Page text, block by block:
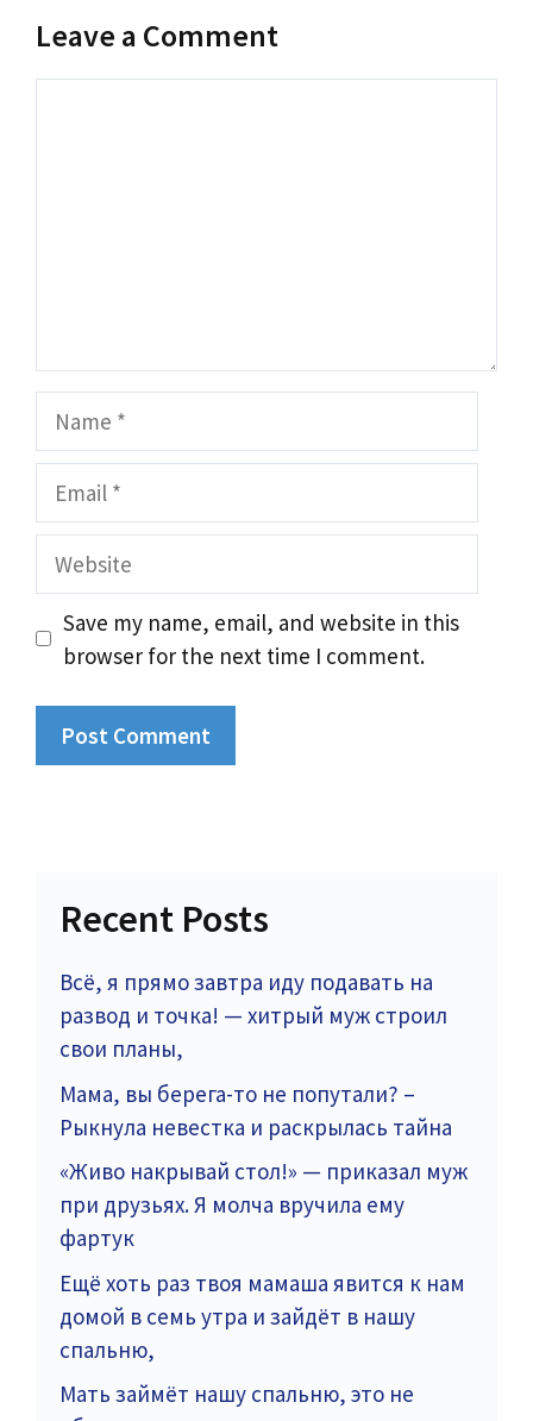
Leave a Comment
Name
Email
Website
Save my name, email, and website in this
browser for the next time I comment.
Recent Posts
Всё, я прямо завтра иду подавать на
развод и точка! — хитрый муж строил
свои планы,
Мама, вы берега-то не попутали? –
Рыкнула невестка и раскрылась тайна
«Живо накрывай стол!» — приказал муж
при друзьях. Я молча вручила ему
фартук
Ещё хоть раз твоя мамаша явится к нам
домой в семь утра и зайдёт в нашу
спальню,
Мать займёт нашу спальню, это не